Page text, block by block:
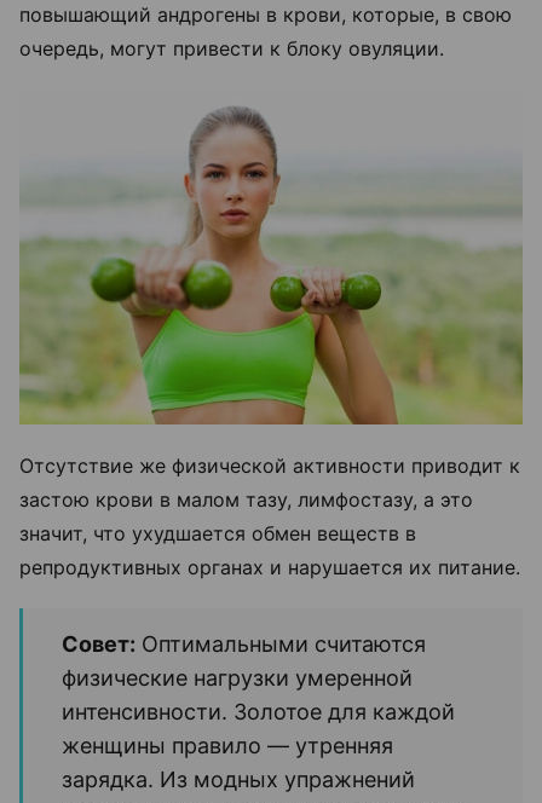
повышающий андрогены в крови, которые, в свою
очередь, могут привести к блоку овуляции.
Отсутствие же физической активности приводит к
застою крови в малом тазу, лимфостазу, а это
значит, что ухудшается обмен веществ в
репродуктивных органах и нарушается их питание.
Совет: Оптимальными считаются
физические нагрузки умеренной
интенсивности. Золотое для каждой
женщины правило — утренняя
зарядка. Из модных упражнений